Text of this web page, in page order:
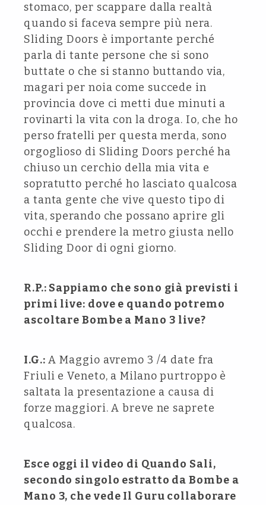
stomaco, per scappare dalla realtà
quando si faceva sempre più nera.
Sliding Doors è importante perché
parla di tante persone che si sono
buttate o che si stanno buttando via,
magari per noia come succede in
provincia dove ci metti due minuti a
rovinarti la vita con la droga. Io, che ho
perso fratelli per questa merda, sono
orgoglioso di Sliding Doors perché ha
chiuso un cerchio della mia vita e
sopratutto perché ho lasciato qualcosa
a tanta gente che vive questo tipo di
vita, sperando che possano aprire gli
occhi e prendere la metro giusta nello
Sliding Door di ogni giorno.
R.P.: Sappiamo che sono già previsti i
primi live: dove e quando potremo
ascoltare Bombe a Mano 3 live?
I.G.: A Maggio avremo 3 /4 date fra
Friuli e Veneto, a Milano purtroppo è
saltata la presentazione a causa di
forze maggiori. A breve ne saprete
qualcosa.
Esce oggi il video di Quando Sali,
secondo singolo estratto da Bombe a
Mano 3, che vede Il Guru collaborare